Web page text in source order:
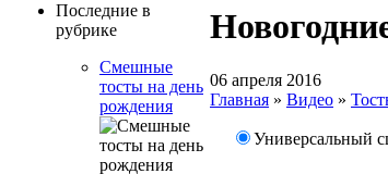
Последние в
рубрике
Смешные
тосты на день
рождения
06 апреля 2016
Главная » Видео »
Универсальный